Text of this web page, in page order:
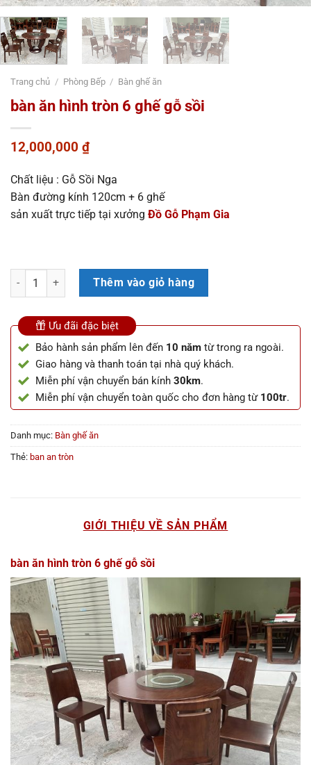
Trang chủ / Phòng Bếp / Bàn ghế ăn
bàn ăn hình tròn 6 ghế gỗ sồi
12,000,000 ₫
Chất liệu : Gỗ Sồi Nga
Bàn đường kính 120cm + 6 ghế
sản xuất trực tiếp tại xưởng Đồ Gỗ Phạm Gia
bàn ăn hình tròn 6 ghế gỗ sồi số lượng
Thêm vào giỏ hàng
Ưu đãi đặc biệt
Bảo hành sản phẩm lên đến 10 năm từ trong ra ngoài.
Giao hàng và thanh toán tại nhà quý khách.
Miễn phí vận chuyển bán kính 30km.
Miễn phí vận chuyển toàn quốc cho đơn hàng từ 100tr.
Danh mục: Bàn ghế ăn
Thẻ: ban an tròn
GIỚI THIỆU VỀ SẢN PHẨM
bàn ăn hình tròn 6 ghế gỗ sồi